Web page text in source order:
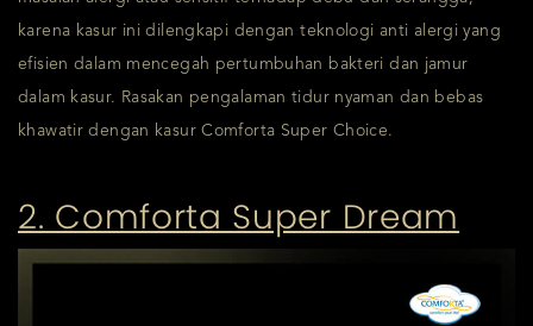
karena kasur ini dilengkapi dengan teknologi anti alergi yang
efisien dalam mencegah pertumbuhan bakteri dan jamur
dalam kasur. Rasakan pengalaman tidur nyaman dan bebas
khawatir dengan kasur Comforta Super Choice.
2. Comforta Super Dream